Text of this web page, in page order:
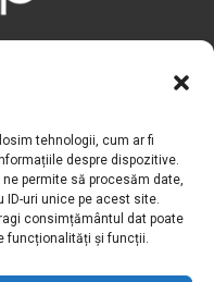
tehnologii, cum ar fi
despre dispozitive.
permite să procesăm date,
ID-uri unice pe acest site.
consimțământul dat poate
funcționalități și funcții.